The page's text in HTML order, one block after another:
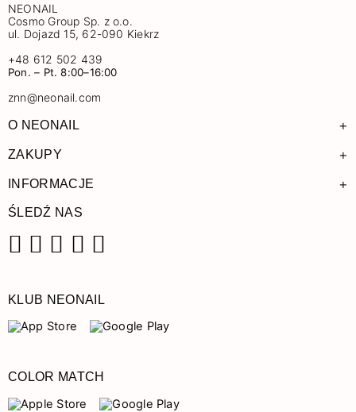
NEONAIL
Cosmo Group Sp. z o.o.
ul. Dojazd 15, 62-090 Kiekrz
+48 612 502 439
Pon. – Pt. 8:00–16:00
znn@neonail.com
O NEONAIL +
ZAKUPY +
INFORMACJE +
ŚLEDŹ NAS
KLUB NEONAIL
COLOR MATCH